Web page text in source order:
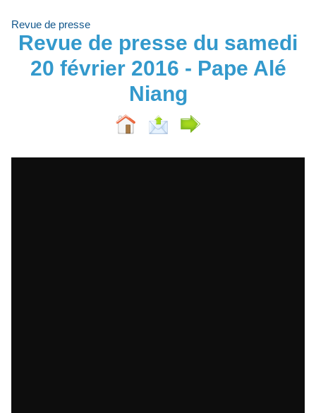
Revue de presse
Revue de presse du samedi
20 février 2016 - Pape Alé
Niang